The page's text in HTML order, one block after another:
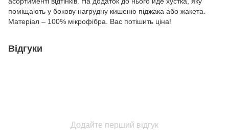
поміщають у бокову нагрудну кишеню піджака або жакета.
Матеріал – 100% мікрофібра. Вас потішить ціна!
Відгуки
Додайте перший відгук